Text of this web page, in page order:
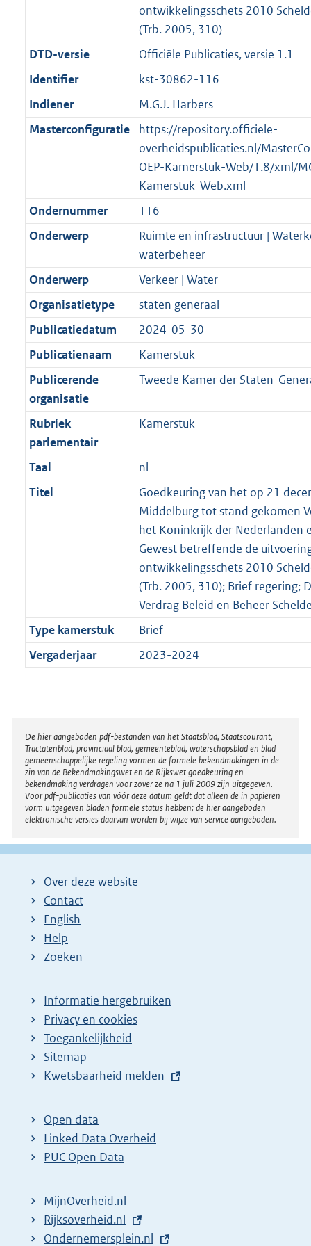
ontwikkelingsschets 2010
(Trb. 2005, 310)
DTD-versie
Officiële Publicaties, versie 1.1
Identifier
kst-30862-116
Indiener
M.G.J. Harbers
Masterconfiguratie
https://repository.officiele-
overheidspublicaties.nl/
OEP-Kamerstuk-Web/1.8/xml/
Kamerstuk-Web.xml
Ondernummer
116
Onderwerp
Ruimte en infrastructuur |
waterbeheer
Onderwerp
Verkeer | Water
Organisatietype
staten generaal
Publicatiedatum
2024-05-30
Publicatienaam
Kamerstuk
Publicerende
organisatie
Tweede Kamer der Staten-
Rubriek
parlementair
Kamerstuk
Taal
nl
Titel
Goedkeuring van het op 21
Middelburg tot stand gekomen
het Koninkrijk der Nederlanden
Gewest betreffende de
ontwikkelingsschets 2010
(Trb. 2005, 310); Brief regering;
Verdrag Beleid en Beheer
Type kamerstuk
Brief
Vergaderjaar
2023-2024
Disclaimer
De hier aangeboden pdf-bestanden van het Staatsblad, Staatscourant,
Tractatenblad, provinciaal blad, gemeenteblad, waterschapsblad en blad
gemeenschappelijke regeling vormen de formele bekendmakingen in de
zin van de Bekendmakingswet en de Rijkswet goedkeuring en
bekendmaking verdragen voor zover ze na 1 juli 2009 zijn uitgegeven.
Voor pdf-publicaties van vóór deze datum geldt dat alleen de in papieren
vorm uitgegeven bladen formele status hebben; de hier aangeboden
elektronische versies daarvan worden bij wijze van service aangeboden.
Over deze website
Contact
English
Help
Zoeken
Informatie hergebruiken
Privacy en cookies
Toegankelijkheid
Sitemap
E
t
e
r
l
i
Kwetsbaarheid melden
Open data
Linked Data Overheid
PUC Open Data
MijnOverheid.nl
E
x
Rijksoverheid.nl
E
Ondernemersplein.nl